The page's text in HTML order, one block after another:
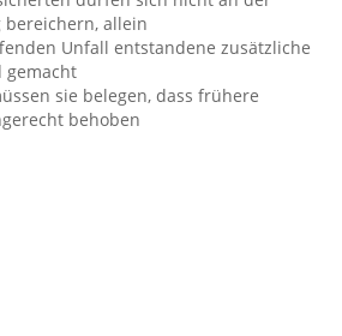
allein
Unfall entstandene zusätzliche
gemacht
sie belegen, dass frühere
behoben